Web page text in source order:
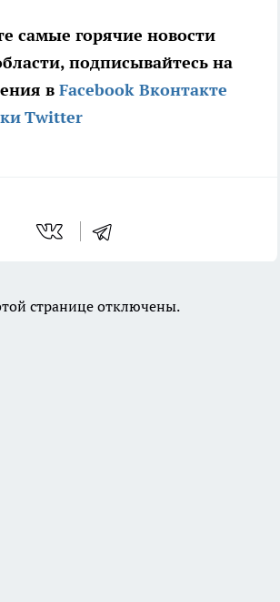
самые горячие новости
подписывайтесь на
в Facebook Вконтакте
Twitter
странице отключены.